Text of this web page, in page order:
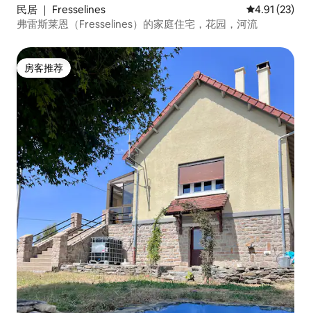
民居 ｜ Fresselines 平均评分
4.91 (23)
弗雷斯莱恩（Fresselines）的家庭住宅，花园，河流
房客推荐
房客推荐